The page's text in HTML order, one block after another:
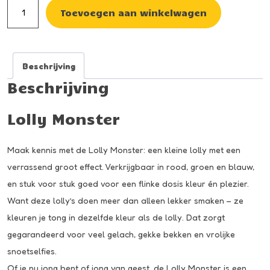
Toevoegen aan winkelwagen
Beschrijving
Beschrijving
Lolly Monster
Maak kennis met de Lolly Monster: een kleine lolly met een
verrassend groot effect. Verkrijgbaar in rood, groen en blauw,
en stuk voor stuk goed voor een flinke dosis kleur én plezier.
Want deze lolly’s doen meer dan alleen lekker smaken – ze
kleuren je tong in dezelfde kleur als de lolly. Dat zorgt
gegarandeerd voor veel gelach, gekke bekken en vrolijke
snoetselfies.